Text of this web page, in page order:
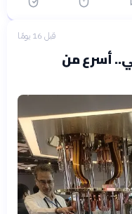
قبل 16 يومًا
أسرع من